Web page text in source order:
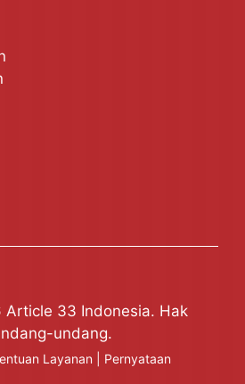
33 Indonesia. Hak
undang.
Layanan
Pernyataan